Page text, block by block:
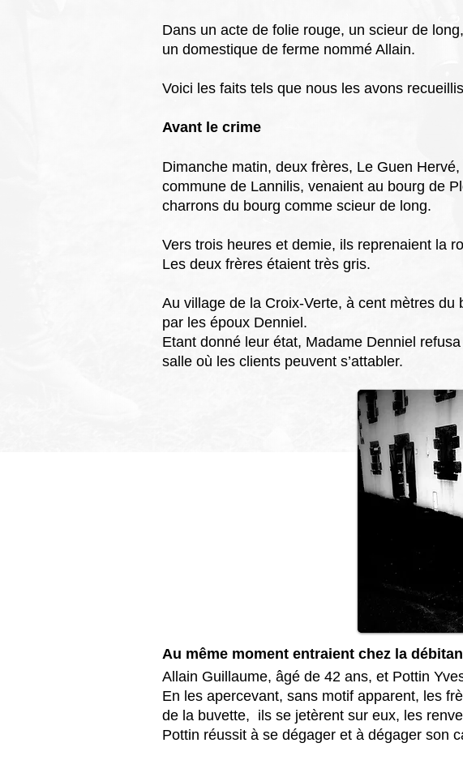
Dans un acte de folie rouge, un scieur de long,
un domestique de ferme nommé Allain.
Voici les faits tels que nous les avons
Avant le crime
Dimanche matin, deux frères, Le Guen
commune de Lannilis, venaient au bourg de
charrons du bourg comme scieur de long.
Vers trois heures et demie, ils reprenaient la
Les deux frères étaient très gris.
Au village de la Croix-Verte, à cent mètres
par les époux Denniel.
Etant donné leur état, Madame Denniel
salle où les clients peuvent s’attabler.
Au même moment entraient chez la
Allain Guillaume, âgé de 42 ans, et Pottin
En les apercevant, sans motif apparent, les
de la buvette, ils se jetèrent sur eux, les
Pottin réussit à se dégager et à dégager son